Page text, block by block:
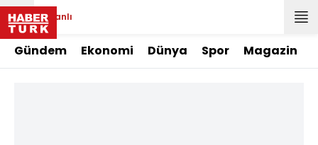
Canlı
Gündem Ekonomi Dünya Spor Magazin